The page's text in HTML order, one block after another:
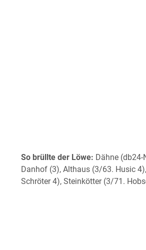
So brüllte der Löwe: Dähne
Danhof (3), Althaus (3/63. Husic
Schröter 4), Steinkötter (3/71.